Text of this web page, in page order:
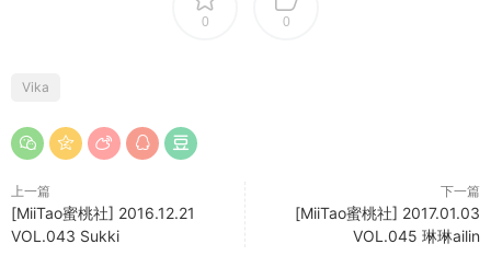
0 0
Vika
上一篇
[MiiTao蜜桃社] 2016.12.21
VOL.043 Sukki
下一篇
[MiiTao蜜桃社] 2017.01.03
VOL.045 琳琳ailin